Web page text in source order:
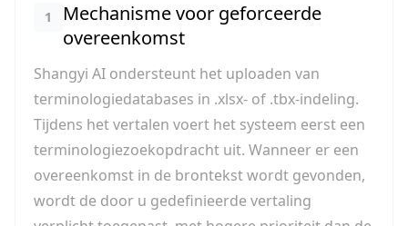
1
Mechanisme voor geforceerde
overeenkomst
Shangyi AI ondersteunt het uploaden van
terminologiedatabases in .xlsx- of .tbx-indeling.
Tijdens het vertalen voert het systeem eerst een
terminologiezoekopdracht uit. Wanneer er een
overeenkomst in de brontekst wordt gevonden,
wordt de door u gedefinieerde vertaling